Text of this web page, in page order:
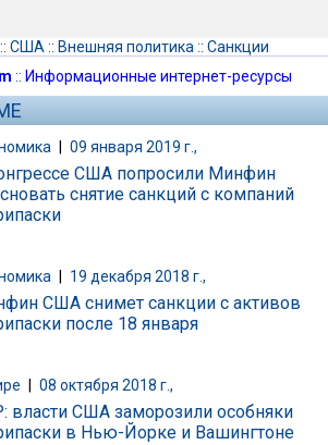
:: США :: Внешняя политика :: Санкции
:: Информационные интернет-ресурсы
| 09 января 2019 г.,
США попросили Минфин
снятие санкций с компаний
19 декабря 2018 г.,
США снимет санкции с активов
после 18 января
08 октября 2018 г.,
власти США заморозили особняки
в Нью-Йорке и Вашингтоне